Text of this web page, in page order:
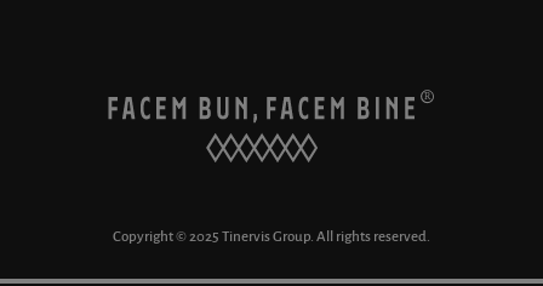
Copyright © 2025 Tinervis Group. All rights reserved.